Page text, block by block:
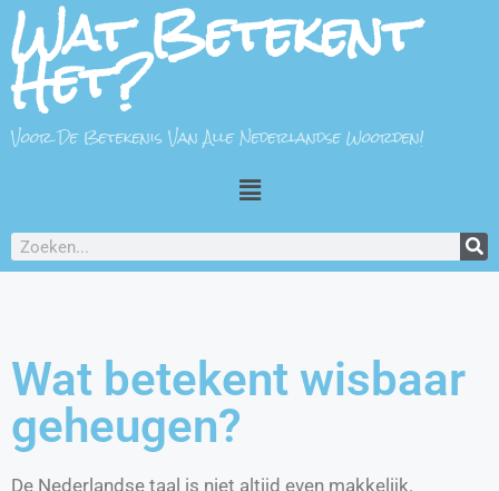
Wat Betekent
Het?
Voor De Betekenis Van Alle Nederlandse Woorden!
Wat betekent wisbaar
geheugen?
De Nederlandse taal is niet altijd even makkelijk.